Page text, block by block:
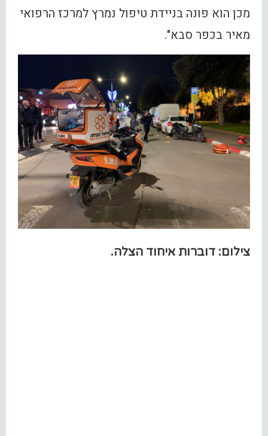
מכן הוא פונה בניידת טיפול נמרץ למרכז הרפואי
מאיר בכפר סבא".
צילום: דוברות איחוד הצלה.